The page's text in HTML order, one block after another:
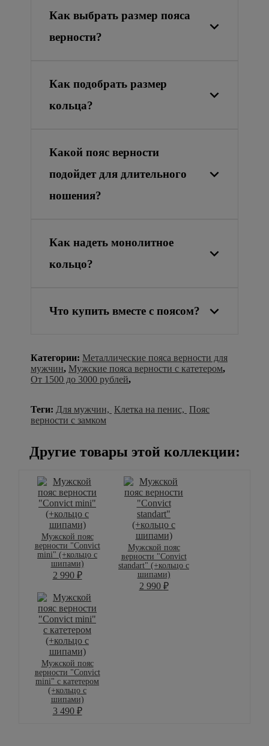
Как выбрать размер пояса
верности?
Как подобрать размер
кольца?
Какой пояс верности
подойдет для длительного
ношения?
Как надеть монолитное
кольцо?
Что купить вместе с поясом?
Категории: Металлические пояса верности для
мужчин, Мужские пояса верности с катетером,
От 1500 до 3000 рублей,
Теги: Для мужчин, Клетка на пенис, Пояс
верности с замком
Другие товары этой коллекции:
Мужской пояс
верности "Convict
mini" (+кольцо с
шипами)
2 990 ₽
Мужской пояс
верности "Convict
standart" (+кольцо с
шипами)
2 990 ₽
Мужской пояс
верности "Convict
mini" с катетером
(+кольцо с
шипами)
3 490 ₽